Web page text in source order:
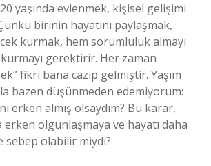
yaşında evlenmek, kişisel gelişimi
birinin hayatını paylaşmak,
kurmak, hem sorumluluk almayı
gerektirir. Her zaman
fikri bana cazip gelmiştir. Yaşım
bazen düşünmeden edemiyorum:
erken almış olsaydım? Bu karar,
erken olgunlaşmaya ve hayatı daha
sebep olabilir miydi?